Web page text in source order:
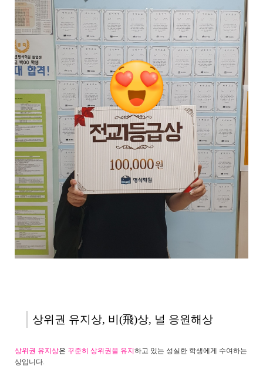
상위권 유지상, 비(飛)상, 널 응원해상
상위권 유지상은 꾸준히 상위권을 유지 하고 있는 성실한 학생에게 수여하는
상입니다.